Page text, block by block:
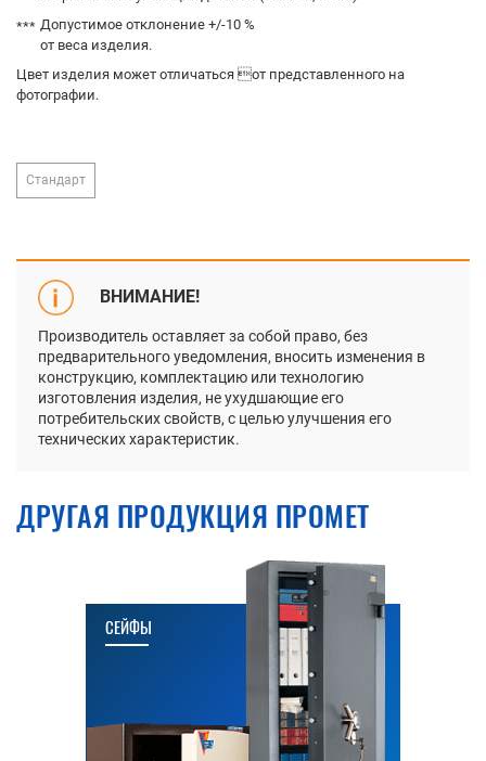
Допустимое отклонение +/-10 %
от веса изделия.
Цвет изделия может отличаться от представленного на
фотографии.
Стандарт
ВНИМАНИЕ!
Производитель оставляет за собой право, без
предварительного уведомления, вносить изменения в
конструкцию, комплектацию или технологию
изготовления изделия, не ухудшающие его
потребительских свойств, с целью улучшения его
технических характеристик.
ДРУГАЯ ПРОДУКЦИЯ ПРОМЕТ
СЕЙФЫ